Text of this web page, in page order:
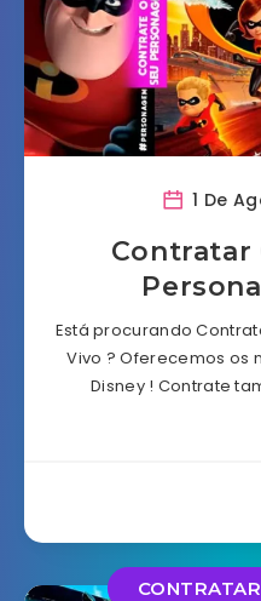
1 De
Contratar
Está procurando
Vivo ? Oferecemos os
Disney ! Contrate
CONTRATAR